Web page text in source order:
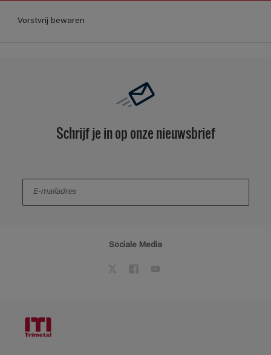
Vorstvrij bewaren
Schrijf je in op onze nieuwsbrief
Sociale Media